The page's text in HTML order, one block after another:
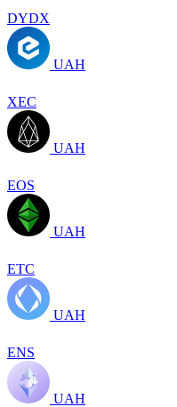
DYDX
UAH
XEC
UAH
EOS
UAH
ETC
UAH
ENS
UAH